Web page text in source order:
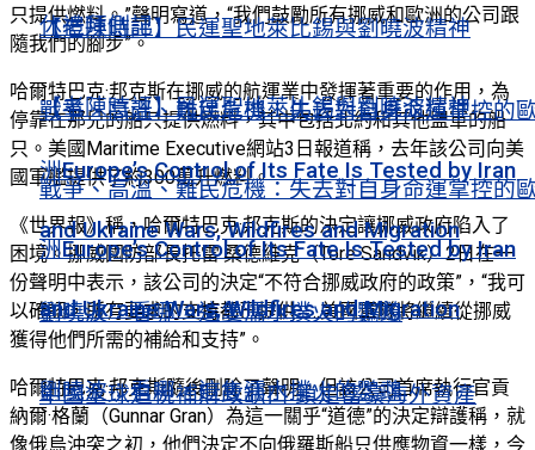
【老陳時評】民運聖地萊比錫與劉曉波精神
戰爭、高溫、難民危機：失去對自身命運掌控的
洲Europe’s Control of Its Fate Is Tested by Iran
and Ukraine Wars, Wildfires and Migration
劉曉波：看哪，這隻濡水撲火的鸚鵡
中國全球追稅補財政缺口 鎖定富豪海外資產
休禮拜側記
【老陳時評】民運聖地萊比錫與劉曉波精神
戰爭、高溫、難民危機：失去對自身命運掌控的
洲Europe’s Control of Its Fate Is Tested by Iran
and Ukraine Wars, Wildfires and Migration
劉曉波：看哪，這隻濡水撲火的鸚鵡
只提供燃料。”聲明寫道，“我們鼓勵所有挪威和歐洲的公司跟
隨我們的腳步”。
哈爾特巴克·邦克斯在挪威的航運業中發揮著重要的作用，為
停靠在那兒的船只提供燃料，其中包括北約和其他盟軍的船
只。美國Maritime Executive網站3日報道稱，去年該公司向美
國軍艦提供了約300萬升燃料。
《世界報》稱，哈爾特巴克·邦克斯的決定讓挪威政府陷入了
困境。挪威國防部長托雷·桑德維克（Tore Sandvik）2日在一
份聲明中表示，該公司的決定“不符合挪威政府的政策”，“我可
以確認，所有要求的支持都已提供……美國軍隊將繼續從挪威
獲得他們所需的補給和支持”。
哈爾特巴克·邦克斯隨後刪除了聲明，但該公司首席執行官貢
納爾·格蘭（Gunnar Gran）為這一關乎“道德”的決定辯護稱，就
像俄烏沖突之初，他們決定不向俄羅斯船只供應物資一樣，今